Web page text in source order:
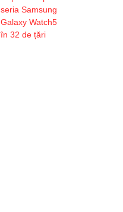
seria Samsung
Galaxy Watch5
în 32 de țări